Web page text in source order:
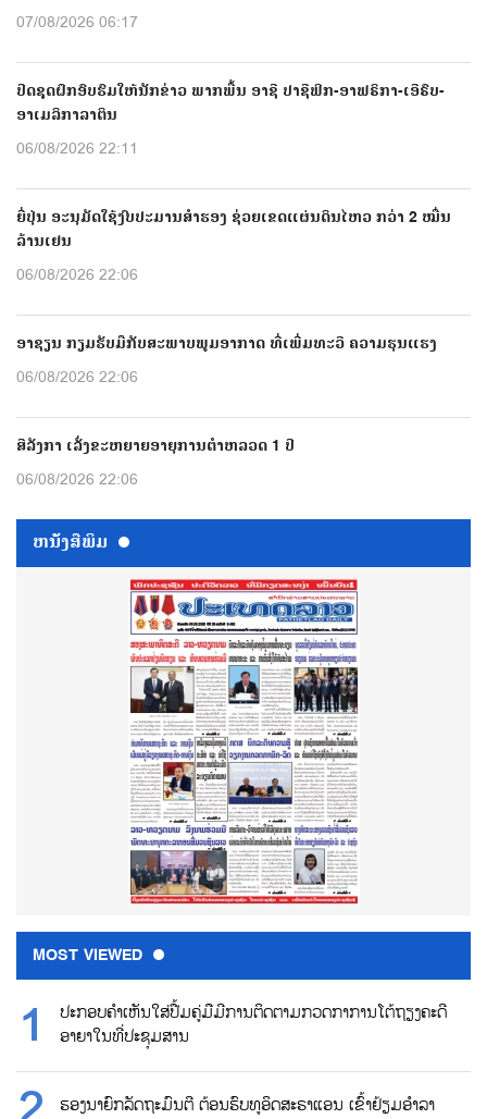
07/08/2026 06:17
ປີດຊຸດຝຶກອົບຮົມໃຫ້ນັກຂ່າວ ພາກພື້ນ ອາຊີ ປາຊີຟິກ-ອາຟຣິກາ-ເອີຣົບ-
ອາເມລິກາລາຕິນ
06/08/2026 22:11
ຍີ່ປຸ່ນ ອະນຸມັດໃຊ້ງົບປະມານສຳຮອງ ຊ່ວຍເຂດແຜ່ນດິນໄຫວ ກວ່າ 2 ໝື່ນ
ລ້ານເຢນ
06/08/2026 22:06
ອາຊຽນ ກຽມຮັບມືກັບສະພາບພູມອາກາດ ທີ່ເພີ່ມທະວີ ຄວາມຮຸນແຮງ
06/08/2026 22:06
ສີລັງກາ ເລັ່ງຂະຫຍາຍອາຍຸການຕຳຫລວດ 1 ປີ
06/08/2026 22:06
ຫນ້ັງສືພິມ
MOST VIEWED
ປະກອບຄຳເຫັນໃສ່ປື້ມຄູ່ມືມີການຕິດຕາມກວດກາການໂຕ້ຖຽງຄະດີ
ອາຍາໃນທີ່ປະຊຸມສານ
ຮອງນາຍົກລັດຖະມົນຕີ ຕ້ອນຮົບທູອິດສະຣາແອນ ເຂົ້າຢ້ຽມອຳລາ